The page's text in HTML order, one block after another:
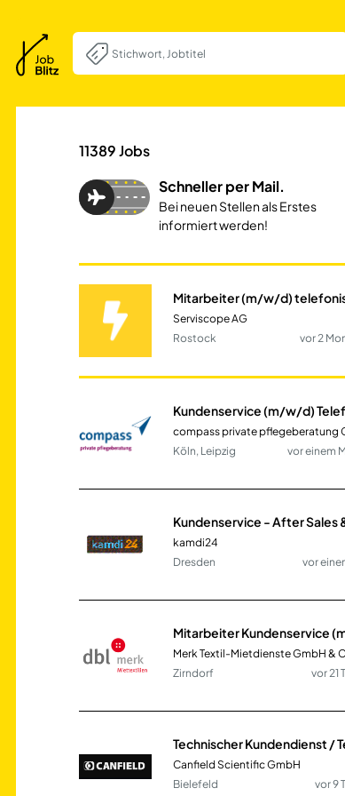
Mitarbeiter
11389Jobs
Schneller per Mail.
Bei neuen Stellen als Erstes
informiert werden!
Serviscope AG
Rostock
vor 2
Köln, Leipzig
vor einem
kamdi24
Dresden
vor
Zirndorf
vor 21
Canfield Scientific GmbH
Bielefeld
vor 9